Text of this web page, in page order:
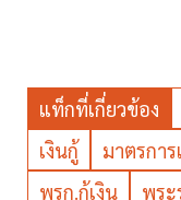
แท็กที่เกี่ยวข้อง
เงินกู้
มาตรการ
พรก.กู้เงิน
พร